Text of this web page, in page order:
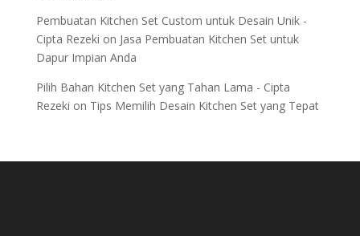
Pembuatan Kitchen Set Custom untuk Desain Unik -
Cipta Rezeki on Jasa Pembuatan Kitchen Set untuk
Dapur Impian Anda
Pilih Bahan Kitchen Set yang Tahan Lama - Cipta
Rezeki on Tips Memilih Desain Kitchen Set yang Tepat